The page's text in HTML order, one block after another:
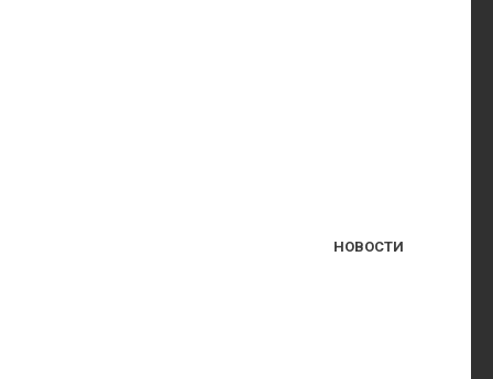
НОВОСТИ